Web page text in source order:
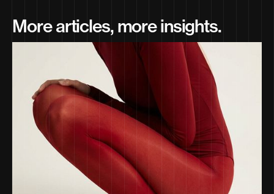
More articles, more insights.